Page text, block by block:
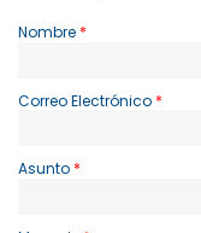
Nombre
Correo Electrónico
Asunto